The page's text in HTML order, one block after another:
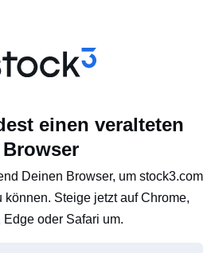
einen veralteten
Browser
Deinen Browser, um stock3.com
können. Steige jetzt auf Chrome,
Edge oder Safari um.